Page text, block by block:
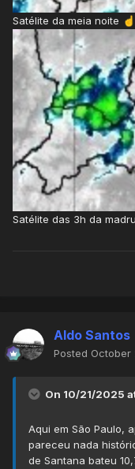
Satélite da meia noite ☝️
Satélite das 3h da
Aldo Santos
Posted October
On 10/21/2025
Aqui em São Paulo,
pareceu nada
de Santana bateu